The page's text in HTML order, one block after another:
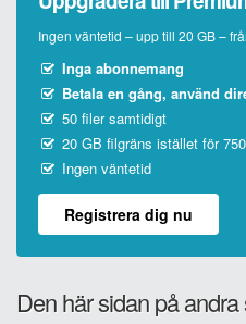
Ingen väntetid – upp till 20 GB –
Inga abonnemang
Betala en gång, använd
50 filer samtidigt
20 GB filgräns istället för
Ingen väntetid
Registrera dig nu
Den här sidan på andra